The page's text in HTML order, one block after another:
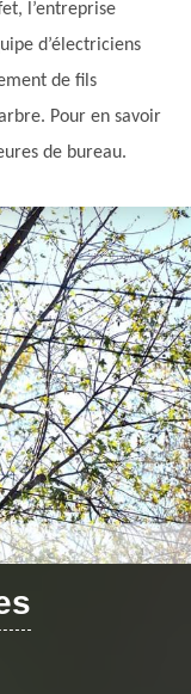
l’entreprise
d’électriciens
de fils
Pour en savoir
de bureau.